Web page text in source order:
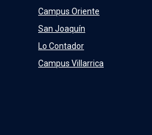
Campus Oriente
San Joaquín
Lo Contador
Campus Villarrica